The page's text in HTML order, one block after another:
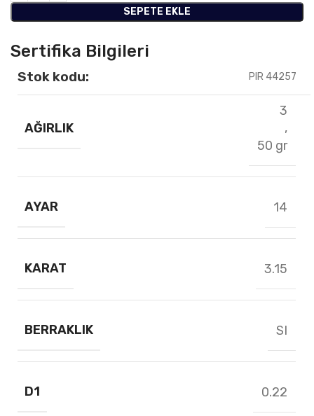
SEPETE EKLE
Sertifika Bilgileri
Stok kodu: PIR 44257
AĞIRLIK
3
,
50 gr
AYAR 14
KARAT 3.15
BERRAKLIK SI
D1 0.22